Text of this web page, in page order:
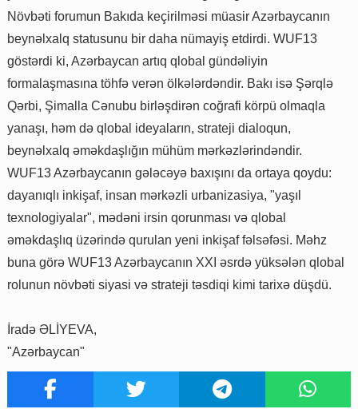
Növbəti forumun Bakıda keçirilməsi müasir Azərbaycanın
beynəlxalq statusunu bir daha nümayiş etdirdi. WUF13
göstərdi ki, Azərbaycan artıq qlobal gündəliyin
formalaşmasına töhfə verən ölkələrdəndir. Bakı isə Şərqlə
Qərbi, Şimalla Cənubu birləşdirən coğrafi körpü olmaqla
yanaşı, həm də qlobal ideyaların, strateji dialoqun,
beynəlxalq əməkdaşlığın mühüm mərkəzlərindəndir.
WUF13 Azərbaycanın gələcəyə baxışını da ortaya qoydu:
dayanıqlı inkişaf, insan mərkəzli urbanizasiya, "yaşıl
texnologiyalar", mədəni irsin qorunması və qlobal
əməkdaşlıq üzərində qurulan yeni inkişaf fəlsəfəsi. Məhz
buna görə WUF13 Azərbaycanın XXI əsrdə yüksələn qlobal
rolunun növbəti siyasi və strateji təsdiqi kimi tarixə düşdü.
İradə ƏLİYEVA,
"Azərbaycan"